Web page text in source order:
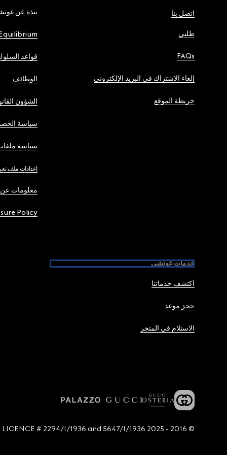
اتصل بنا
طلبي
FAQs
إلغاء الاشتراك في البريد الإلكتروني
خريطة الموقع
نبذة عن
قواعد
الوظائف
الشؤون
سياسة
سياسة
إعدادات ملف
معلومات
Policy
خدمات غوتشي
اكتشف خدماتنا
حجز موعد
الاستلام في المتجر
© 2016 - 2025 Guccio Gucci S.p.A. - All rights reserved. SIAE LICENCE # 2294/I/1936 and 5647/I/1936